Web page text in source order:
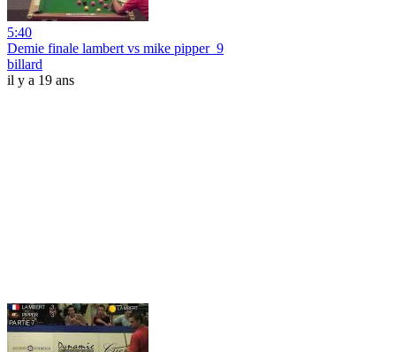
5:40
Demie finale lambert vs mike pipper_9
billard
il y a 19 ans